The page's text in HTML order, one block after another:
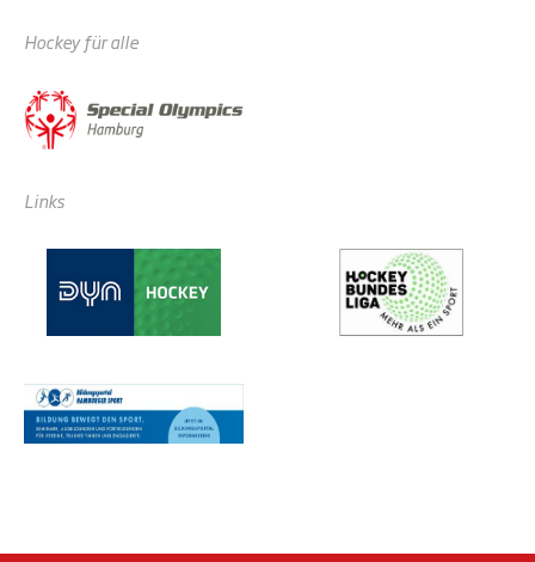
Hockey für alle
Links